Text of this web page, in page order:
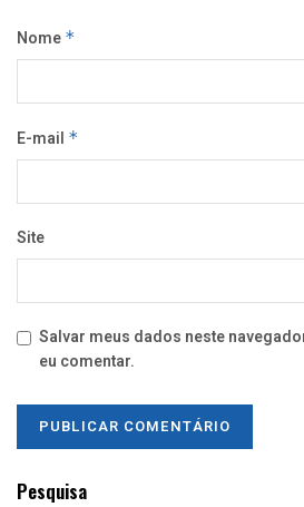
Nome *
E-mail *
Site
Salvar meus dados neste
eu comentar.
Pesquisa